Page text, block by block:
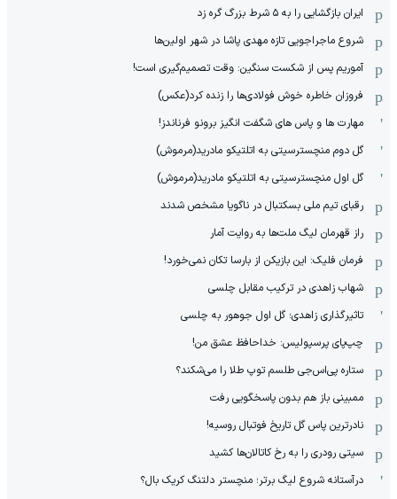
ایران بازگشایی را به ۵ شرط بزرگ گره زد
شروع ماجراجویی تازه مهدی پاشا در شهر اولین‌ها
آموریم پس از شکست سنگین: وقت تصمیم‌گیری است!
فروزان خاطره خوش فولادی‌ها را زنده کرد(عکس)
مهارت ها و پاس های شگفت انگیز برونو فرناندز!
گل دوم منچسترسیتی به اتلتیکو مادرید(مرموش)
گل اول منچسترسیتی به اتلتیکو مادرید(مرموش)
رقبای تیم ملی بسکتبال در ناگویا مشخص‌ شدند
راز قهرمان لیگ ملت‌ها به روایت آمار
فرمان فلیک: این بازیکن از بارسا تکان نمی‌خورد!
شهاب زاهدی در ترکیب مقابل چلسی
تاثیرگذاری زاهدی؛ گل اول جوهور به چلسی
چپ‌پای پرسپولیس: خداحافظ عشق من!
ستاره پی‌اس‌جی طلسم توپ طلا را می‌شکند؟
ممبینی باز هم بدون پاسخگویی رفت
نادر‌ترین پاس گل تاریخ فوتبال روسیه!
سیتی رودری را به رخ کاتالان‌ها کشید
درآستانه شروع لیگ برتر؛ منچستر دلتنگ کریک بال؟